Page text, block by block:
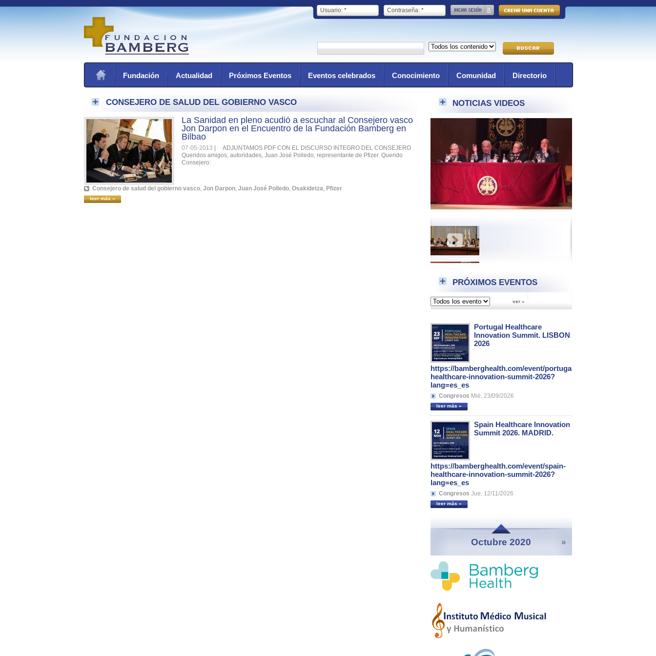
Usuario: * Contraseña: *
Fundación Actualidad Próximos Eventos Eventos celebrados Conocimiento Comunidad Directorio
NOTICIAS VIDEOS
PRÓXIMOS EVENTOS
Portugal Healthcare
Innovation Summit. LISBON
2026
https://bamberghealth.com/event/portugal-
healthcare-innovation-summit-2026?
lang=es_es
Congresos Mié, 23/09/2026
leer más »
Spain Healthcare Innovation
Summit 2026. MADRID.
https://bamberghealth.com/event/spain-
healthcare-innovation-summit-2026?
lang=es_es
Congresos Jue, 12/11/2026
leer más »
Octubre 2020 »
CONSEJERO DE SALUD DEL GOBIERNO VASCO
La Sanidad en pleno acudió a escuchar al Consejero vasco
Jon Darpon en el Encuentro de la Fundación Bamberg en
Bilbao
07-05-2013
ADJUNTAMOS PDF CON EL DISCURSO INTEGRO DEL CONSEJERO
Queridos amigos, autoridades, Juan José Polledo, representante de Pfizer. Querido
Consejero:
Consejero de salud del gobierno vasco, Jon Darpon, Juan José Polledo, Osakidetza, Pfizer
leer más »